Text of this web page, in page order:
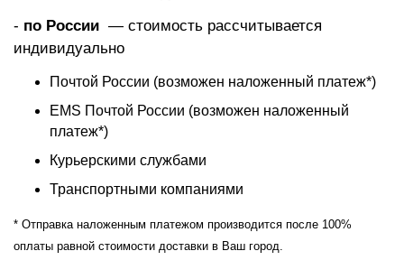
- по России — стоимость рассчитывается
индивидуально
Почтой России (возможен наложенный платеж*)
EMS Почтой России (возможен наложенный
платеж*)
Курьерскими службами
Транспортными компаниями
* Отправка наложенным платежом производится после 100%
оплаты равной стоимости доставки в Ваш город.